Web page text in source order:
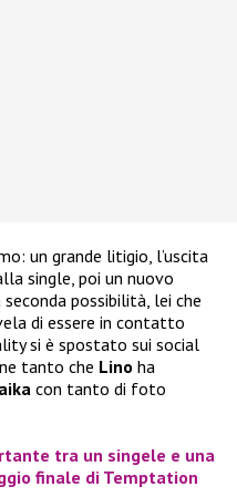
un grande litigio, l’uscita
single, poi un nuovo
possibilità, lei che
di essere in contatto
si è spostato sui social
tanto che Lino ha
con tanto di foto
tra un singele e una
finale di Temptation